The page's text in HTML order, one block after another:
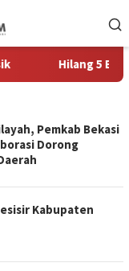
Hilang 5 Bulan,
Pemkab Bekasi
Dorong
Kabupaten